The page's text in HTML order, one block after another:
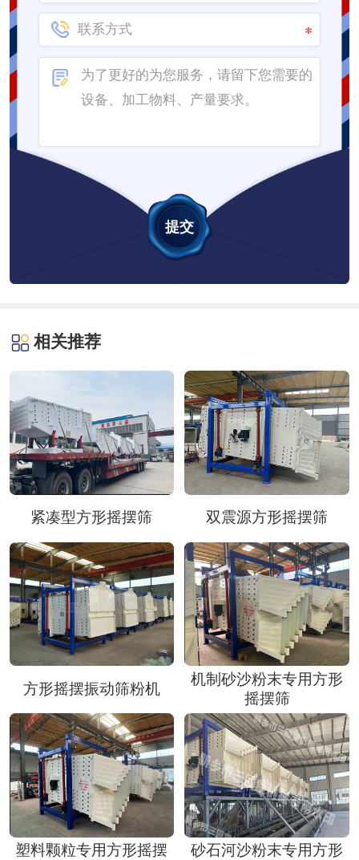
相关推荐
紧凑型方形摇摆筛 双震源方形摇摆筛
方形摇摆振动筛粉机
机制砂沙粉末专用方形
摇摆筛
塑料颗粒专用方形摇摆
砂石河沙粉末专用方形